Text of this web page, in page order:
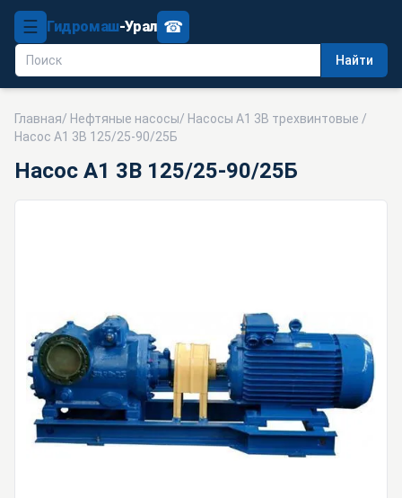
☰ Гидромаш-Урал
Найти
☎
Главная/ Нефтяные насосы/ Насосы А1 3В трехвинтовые /
Насос А1 3В 125/25-90/25Б
Насос А1 3В 125/25-90/25Б